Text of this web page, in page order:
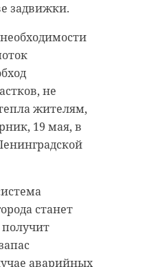
задвижки.
не
жителям,
19 мая, в
станет
аварийных